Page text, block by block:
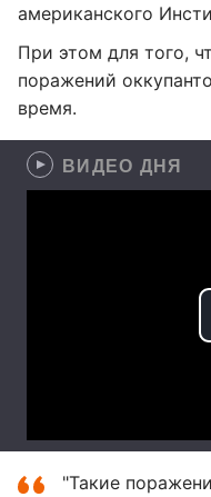
американского
При этом для того,
поражений
время.
ВИДЕО ДНЯ
"Такие